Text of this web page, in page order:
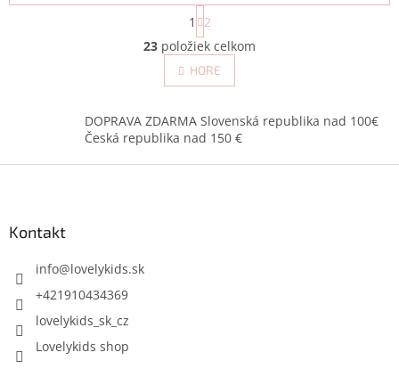
O
v
l
á
a
c
t
r
á
n
k
v
a
i
1
2
23 položiek celkom
HORE
DOPRAVA ZDARMA Slovenská republika nad 100€
Česká republika nad 150 €
Kontakt
info@lovelykids.sk
+421910434369
lovelykids_sk_cz
Lovelykids shop